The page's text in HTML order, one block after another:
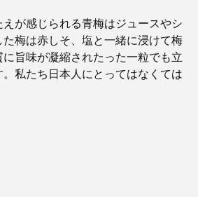
が感じられる青梅はジュースやシ
梅は赤しそ、塩と一緒に浸けて梅
旨味が凝縮されたった一粒でも立
私たち日本人にとってはなくては